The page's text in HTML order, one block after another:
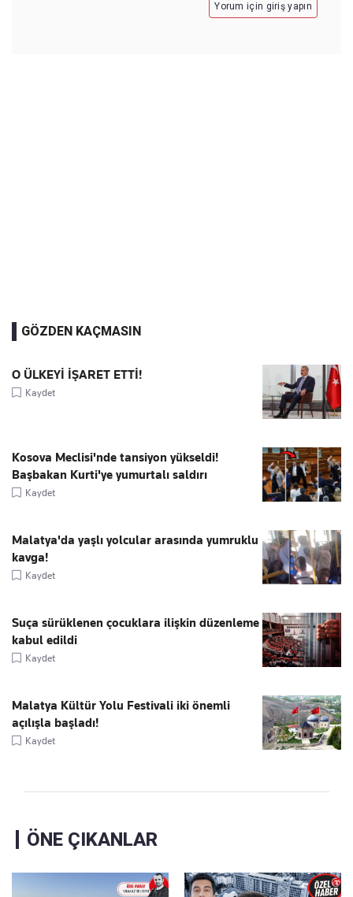
Yorum için giriş yapın
GÖZDEN KAÇMASIN
O ÜLKEYİ İŞARET ETTİ!
Kaydet
Kosova Meclisi'nde tansiyon yükseldi!
Başbakan Kurti'ye yumurtalı saldırı
Kaydet
Malatya'da yaşlı yolcular arasında yumruklu
kavga!
Kaydet
Suça sürüklenen çocuklara ilişkin düzenleme
kabul edildi
Kaydet
Malatya Kültür Yolu Festivali iki önemli
açılışla başladı!
Kaydet
ÖNE ÇIKANLAR